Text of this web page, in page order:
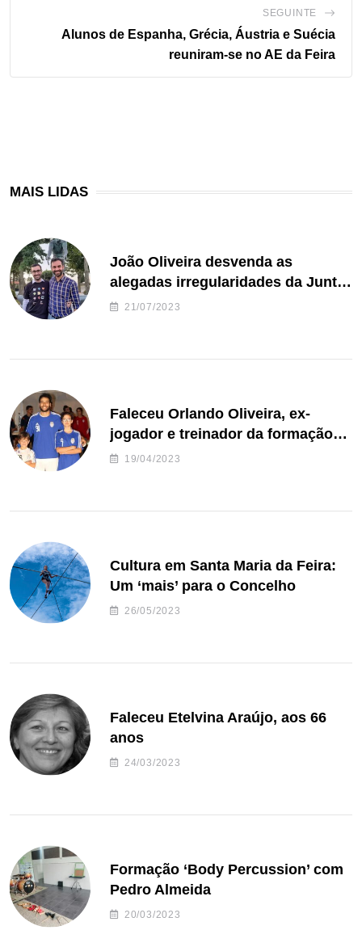
SEGUINTE
Alunos de Espanha, Grécia, Áustria e Suécia
reuniram-se no AE da Feira
MAIS LIDAS
João Oliveira desvenda as
alegadas irregularidades da Junta
de Freguesia S. João de Ver
21/07/2023
Faleceu Orlando Oliveira, ex-
jogador e treinador da formação
de andebol do Feirense
19/04/2023
Cultura em Santa Maria da Feira:
Um ‘mais’ para o Concelho
26/05/2023
Faleceu Etelvina Araújo, aos 66
anos
24/03/2023
Formação ‘Body Percussion’ com
Pedro Almeida
20/03/2023